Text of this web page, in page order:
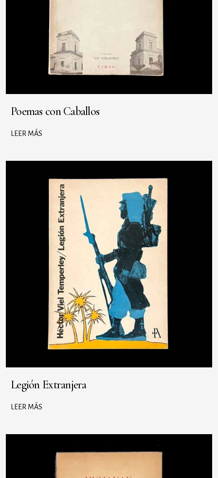
Poemas con Caballos
LEER MÁS
Legión Extranjera
LEER MÁS